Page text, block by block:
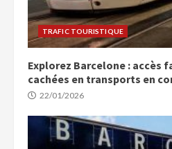
TRAFIC TOURISTIQUE
Explorez Barcelone : accès
cachées en transports en
22/01/2026